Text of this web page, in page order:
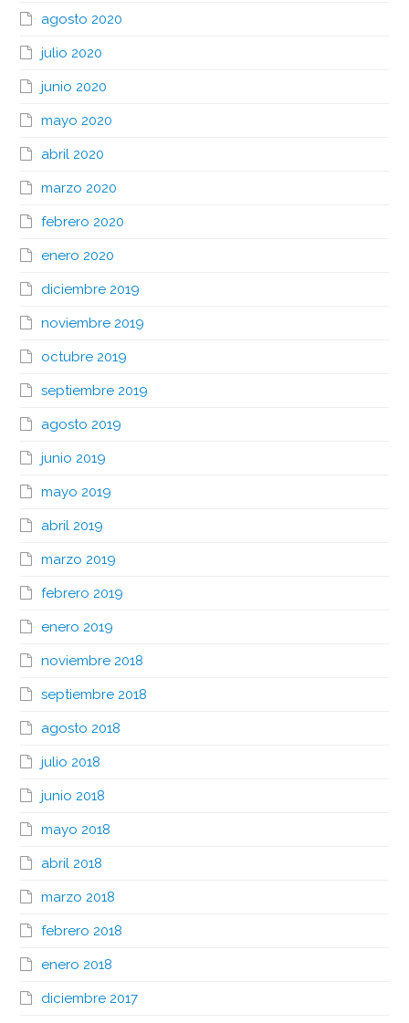
agosto 2020
julio 2020
junio 2020
mayo 2020
abril 2020
marzo 2020
febrero 2020
enero 2020
diciembre 2019
noviembre 2019
octubre 2019
septiembre 2019
agosto 2019
junio 2019
mayo 2019
abril 2019
marzo 2019
febrero 2019
enero 2019
noviembre 2018
septiembre 2018
agosto 2018
julio 2018
junio 2018
mayo 2018
abril 2018
marzo 2018
febrero 2018
enero 2018
diciembre 2017